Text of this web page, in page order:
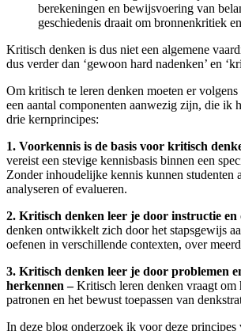
berekeningen en bewijsvoering van
geschiedenis draait om bronnenkritiek
Kritisch denken is dus niet een algemene
dus verder dan ‘gewoon hard nadenken’ en
Om kritisch te leren denken moeten er
een aantal componenten aanwezig zijn, die ik
drie kernprincipes:
1. Voorkennis is de basis voor kritisch
vereist een stevige kennisbasis binnen een
Zonder inhoudelijke kennis kunnen studenten
analyseren of evalueren.
2. Kritisch denken leer je door instructie en
denken ontwikkelt zich door het stapsgewijs
oefenen in verschillende contexten, over
3. Kritisch denken leer je door problemen
herkennen –Kritisch leren denken vraagt om
patronen en het bewust toepassen van
In deze blog onderzoek ik voor deze principes